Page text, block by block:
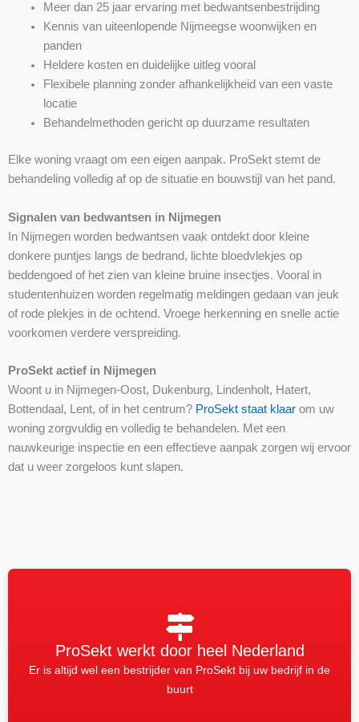
Meer dan 25 jaar ervaring met bedwantsenbestrijding
Kennis van uiteenlopende Nijmeegse woonwijken en
panden
Heldere kosten en duidelijke uitleg vooral
Flexibele planning zonder afhankelijkheid van een vaste
locatie
Behandelmethoden gericht op duurzame resultaten
Elke woning vraagt om een eigen aanpak. ProSekt stemt de
behandeling volledig af op de situatie en bouwstijl van het pand.
Signalen van bedwantsen in Nijmegen
In Nijmegen worden bedwantsen vaak ontdekt door kleine
donkere puntjes langs de bedrand, lichte bloedvlekjes op
beddengoed of het zien van kleine bruine insectjes. Vooral in
studentenhuizen worden regelmatig meldingen gedaan van jeuk
of rode plekjes in de ochtend. Vroege herkenning en snelle actie
voorkomen verdere verspreiding.
ProSekt actief in Nijmegen
Woont u in Nijmegen-Oost, Dukenburg, Lindenholt, Hatert,
Bottendaal, Lent, of in het centrum? ProSekt staat klaar om uw
woning zorgvuldig en volledig te behandelen. Met een
nauwkeurige inspectie en een effectieve aanpak zorgen wij ervoor
dat u weer zorgeloos kunt slapen.
ProSekt werkt door heel Nederland
Er is altijd wel een bestrijder van ProSekt bij uw bedrijf in de
buurt